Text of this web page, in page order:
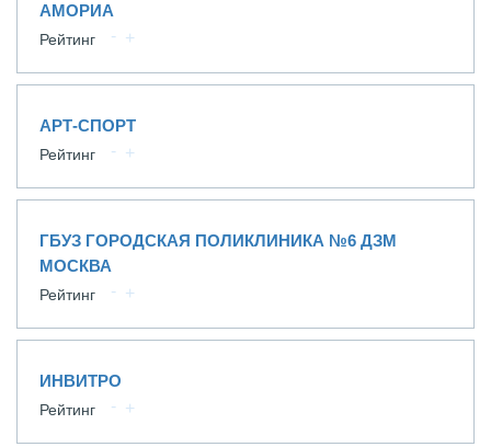
АМОРИА
Рейтинг
АРТ-СПОРТ
Рейтинг
ГБУЗ ГОРОДСКАЯ ПОЛИКЛИНИКА №6 ДЗМ
МОСКВА
Рейтинг
ИНВИТРО
Рейтинг